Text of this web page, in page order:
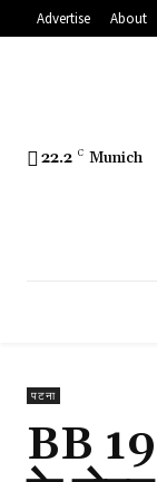
Advertise About
22.2 C Munich
पटना
BB 19